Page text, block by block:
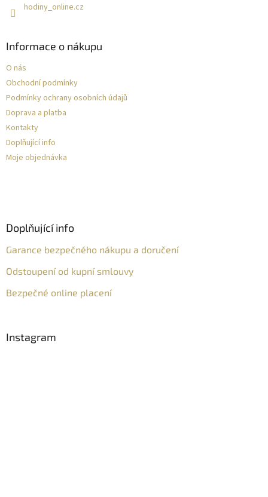
hodiny_online.cz
Informace o nákupu
O nás
Obchodní podmínky
Podmínky ochrany osobních údajů
Doprava a platba
Kontakty
Doplňující info
Moje objednávka
Doplňující info
Garance bezpečného nákupu a doručení
Odstoupení od kupní smlouvy
Bezpečné online placení
Instagram